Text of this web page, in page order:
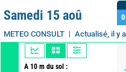
Samedi 15 aoû
METEO CONSULT Actualisé, il y
A 10 m du sol :